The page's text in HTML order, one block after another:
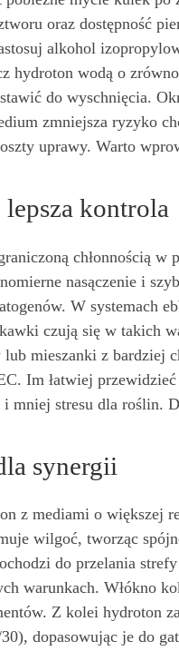
oraz dostępność
alkohol
hydroton wodą o
do wyschnięcia.
zmniejsza ryzyko
uprawy. Warto
kontrola
chłonnością
nasączenie i
W systemach
czują się w takich
mieszanki z bardziej
Im łatwiej
mniej stresu dla roślin.
synergii
z mediami o większej
wilgoć, tworząc
do przelania
warunkach. Włókno
Z kolei hydroton
dopasowując je do